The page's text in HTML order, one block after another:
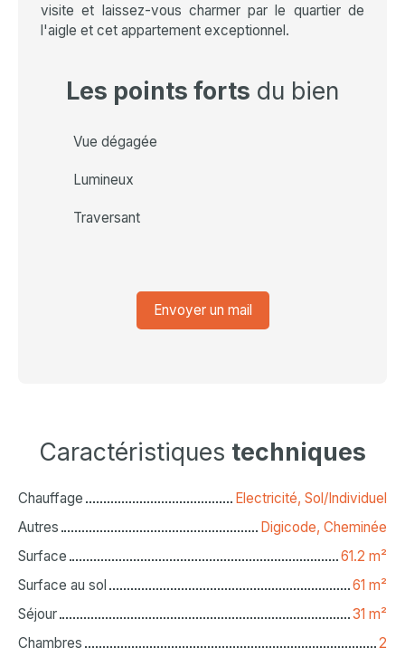
visite et laissez-vous charmer par le quartier de
l'aigle et cet appartement exceptionnel.
Les points forts du bien
Vue dégagée
Lumineux
Traversant
Envoyer un mail
Caractéristiques techniques
Chauffage
Electricité, Sol/Individuel
Autres
Digicode, Cheminée
Surface
61.2 m²
Surface au sol
61 m²
Séjour
31 m²
Chambres
2